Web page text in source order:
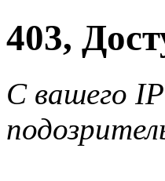
403,
С вашего